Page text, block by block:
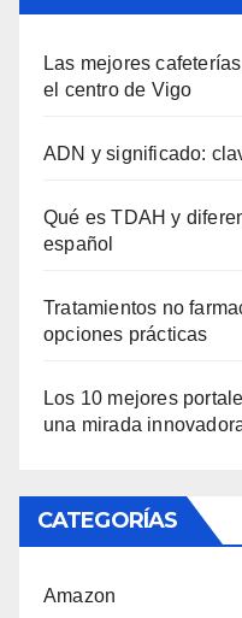
Las mejores
el centro de Vigo
ADN y significado:
Qué es TDAH y
español
Tratamientos no
opciones prácticas
Los 10 mejores
una mirada
CATEGORÍAS
Amazon